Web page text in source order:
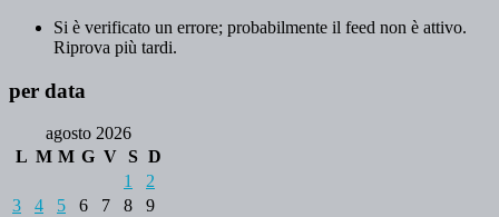
Si è verificato un errore; probabilmente il feed non è attivo.
Riprova più tardi.
per data
agosto 2026
L M M G V S D
1
2
3
4 5 6 7 8
9